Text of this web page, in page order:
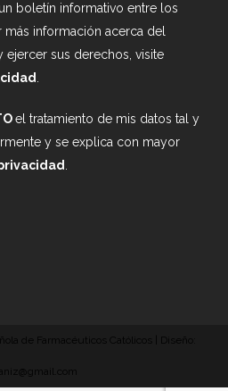
boletín informativo entre los
información acerca del
ejercer sus derechos, visite
el tratamiento de mis datos tal y
y se explica con mayor
de Farmacéuticos Católicos | Diseño: